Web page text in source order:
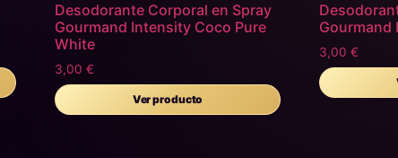
Desodorante Corporal en Spray
Gourmand Intensity Coco Pure
White
3,00€
Ver producto
Gourmand
3,00€